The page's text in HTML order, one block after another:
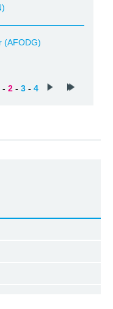
(AFODG)
- 2 - 3 - 4